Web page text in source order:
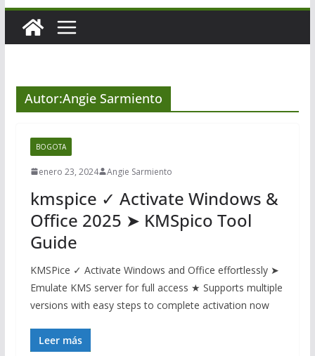
Autor:Angie Sarmiento
BOGOTA
enero 23, 2024 Angie Sarmiento
kmspice ✓ Activate Windows &
Office 2025 ➤ KMSpico Tool
Guide
KMSPice ✓ Activate Windows and Office effortlessly ➤
Emulate KMS server for full access ★ Supports multiple
versions with easy steps to complete activation now
Leer más